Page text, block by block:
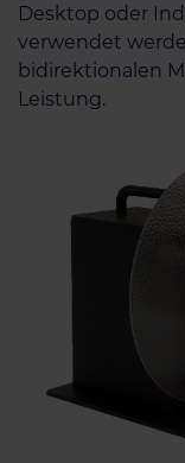
Desktop oder
verwendet
bidirektionalen
Leistung.